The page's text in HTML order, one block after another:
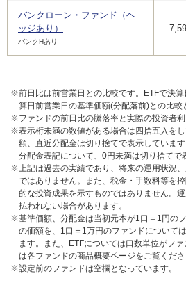
バンクローン・ファンド（ヘ
ッジあり）
バンクHあり
※前日比は前営業日との比較です。ETFで決
算日前営業日の基準価額(分配落前)との比較
※ファンドの前日比の騰落率と実際の投資者利
※表示桁未満の数値がある場合は四捨五入を
額、直近分配金は切り捨てで表示していま
分配金表記について、0円未満は切り捨てで
※上記は過去の実績であり、将来の運用状況
ではありません。また、税金・手数料等を
的な投資成果を示すものではありません。
払われない場合があります。
※基準価額、分配金は当初元本が1口＝1円の
の価額を、1口＝1万円のファンドについて
ます。また、ETFについては口数単位がフ
は各ファンドの商品概要ページをご覧くださ
※設定前のファンドは空欄となっています。